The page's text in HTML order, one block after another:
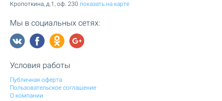
Кропоткина, д.1, оф. 230 показать на карте
Мы в социальных сетях:
Условия работы
Публичная оферта
Пользовательское соглашение
О компании